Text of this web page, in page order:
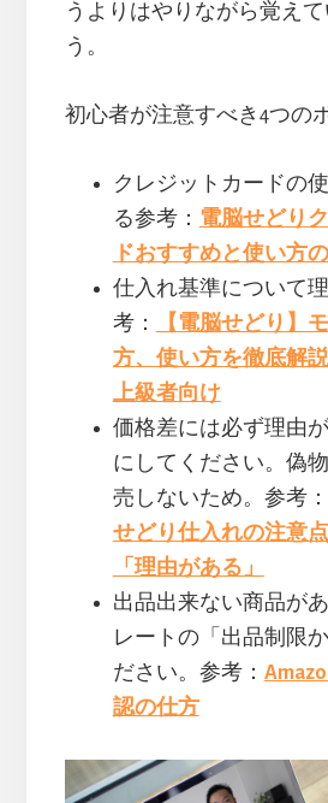
うよりはやりながら覚えて
う。
初心者が注意すべき4つの
クレジットカードの
る参考： 電脳せどり
ドおすすめと使い方
仕入れ基準について
考：
【電脳せどり】
方、使い方を徹底解
上級者向け
価格差には必ず理由
にしてください。偽
売しないため。参考：
せどり仕入れの注意
「理由がある」
出品出来ない商品が
レートの「出品制限
ださい。参考：
認の仕方